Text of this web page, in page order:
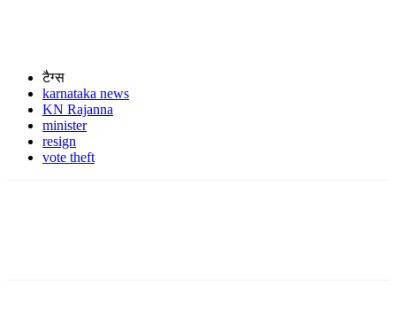
टैग्स
karnataka news
KN Rajanna
minister
resign
vote theft